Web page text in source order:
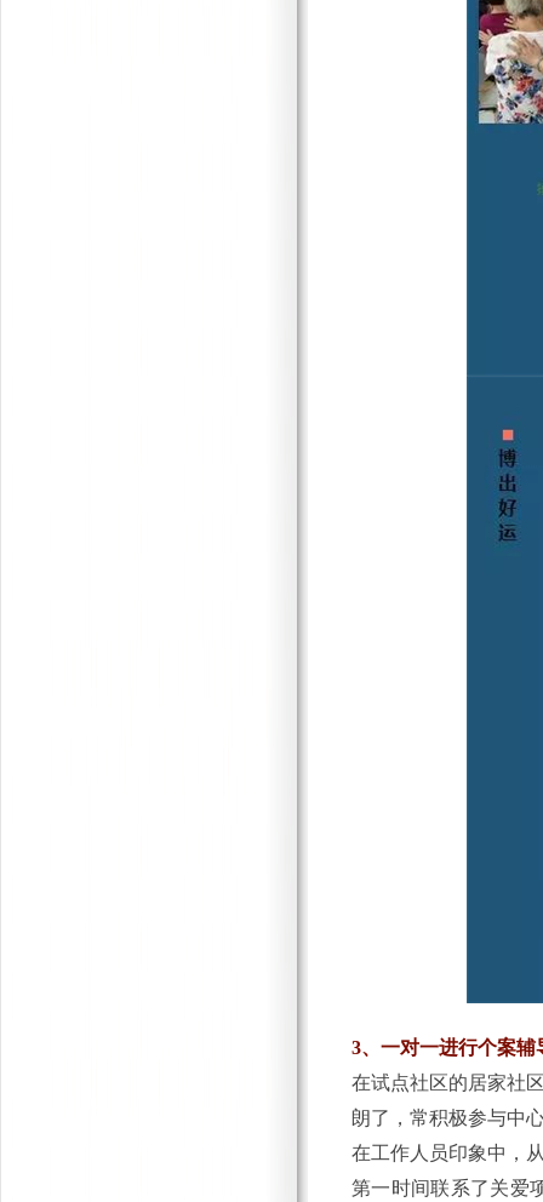
3、一对一进行个案
在试点社区的居家社
朗了，常积极参与中
在工作人员印象中，
第一时间联系了关爱